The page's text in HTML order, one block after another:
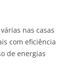
nas casas
com eficiência
de energias